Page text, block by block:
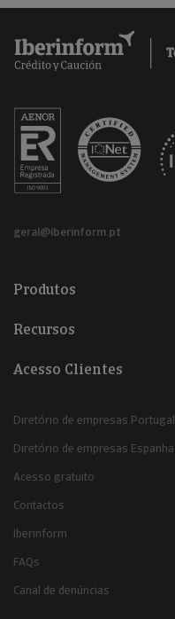
geral@iberinform.pt
Produtos
Recursos
Acesso Clientes
Diretório de empresas Portugal
Diretório de empresas Espanha
Acesso gratuito
Contactos
Iberinform
FAQs
Canal de denúncias